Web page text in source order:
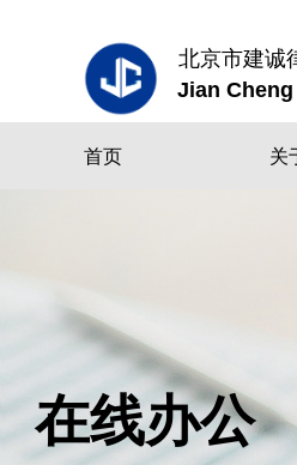
北京市建诚
Jian
首页 关
在线办公